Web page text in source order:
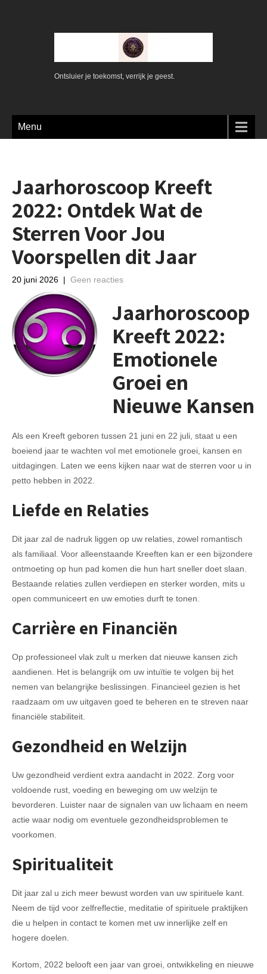
Ontsluier je toekomst, verrijk je geest.
Menu
Jaarhoroscoop Kreeft
2022: Ontdek Wat de
Sterren Voor Jou
Voorspellen dit Jaar
20 juni 2026 | Geen reacties
Jaarhoroscoop
Kreeft 2022:
Emotionele
Groei en
Nieuwe Kansen
Als een Kreeft geboren tussen 21 juni en 22 juli, staat u een
boeiend jaar te wachten vol met emotionele groei, kansen en
uitdagingen. Laten we eens kijken naar wat de sterren voor u in
petto hebben in 2022.
Liefde en Relaties
Dit jaar zal de nadruk liggen op uw relaties, zowel romantisch
als familiaal. Voor alleenstaande Kreeften kan er een bijzondere
ontmoeting op hun pad komen die hun hart sneller doet slaan.
Bestaande relaties zullen verdiepen en sterker worden, mits u
open communiceert en uw emoties durft te tonen.
Carrière en Financiën
Op professioneel vlak zult u merken dat nieuwe kansen zich
aandienen. Het is belangrijk om uw intuïtie te volgen bij het
nemen van belangrijke beslissingen. Financieel gezien is het
raadzaam om uw uitgaven goed te beheren en te streven naar
financiële stabiliteit.
Gezondheid en Welzijn
Uw gezondheid verdient extra aandacht in 2022. Zorg voor
voldoende rust, voeding en beweging om uw welzijn te
bevorderen. Luister naar de signalen van uw lichaam en neem
actie waar nodig om eventuele gezondheidsproblemen te
voorkomen.
Spiritualiteit
Dit jaar zal u zich meer bewust worden van uw spirituele kant.
Neem de tijd voor zelfreflectie, meditatie of spirituele praktijken
die u helpen in contact te komen met uw innerlijke zelf en
hogere doelen.
Kortom, 2022 belooft een jaar van groei, ontwikkeling en nieuwe